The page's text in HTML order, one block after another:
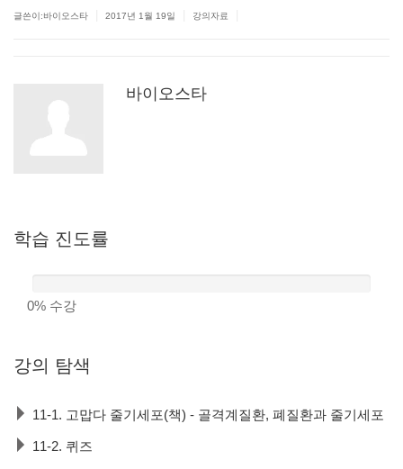
글쓴이:바이오스타 2017년 1월 19일 강의자료
바이오스타
학습 진도률
0% 수강
강의 탐색
11-1. 고맙다 줄기세포(책) - 골격계질환, 폐질환과 줄기세포
11-2. 퀴즈